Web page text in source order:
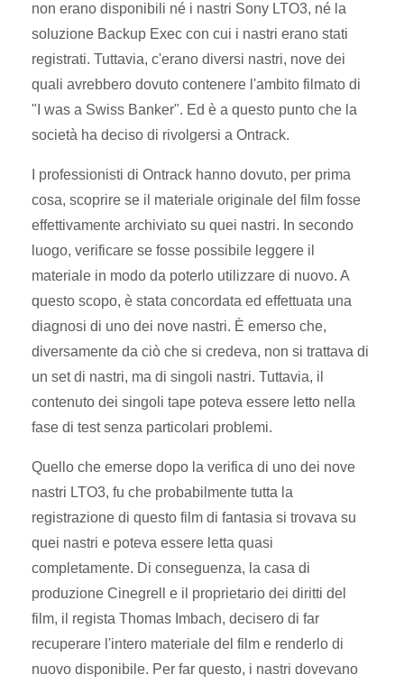
non erano disponibili né i nastri Sony LTO3, né la
soluzione Backup Exec con cui i nastri erano stati
registrati. Tuttavia, c'erano diversi nastri, nove dei
quali avrebbero dovuto contenere l'ambito filmato di
"I was a Swiss Banker". Ed è a questo punto che la
società ha deciso di rivolgersi a Ontrack.
I professionisti di Ontrack hanno dovuto, per prima
cosa, scoprire se il materiale originale del film fosse
effettivamente archiviato su quei nastri. In secondo
luogo, verificare se fosse possibile leggere il
materiale in modo da poterlo utilizzare di nuovo. A
questo scopo, è stata concordata ed effettuata una
diagnosi di uno dei nove nastri. È emerso che,
diversamente da ciò che si credeva, non si trattava di
un set di nastri, ma di singoli nastri. Tuttavia, il
contenuto dei singoli tape poteva essere letto nella
fase di test senza particolari problemi.
Quello che emerse dopo la verifica di uno dei nove
nastri LTO3, fu che probabilmente tutta la
registrazione di questo film di fantasia si trovava su
quei nastri e poteva essere letta quasi
completamente. Di conseguenza, la casa di
produzione Cinegrell e il proprietario dei diritti del
film, il regista Thomas Imbach, decisero di far
recuperare l'intero materiale del film e renderlo di
nuovo disponibile. Per far questo, i nastri dovevano